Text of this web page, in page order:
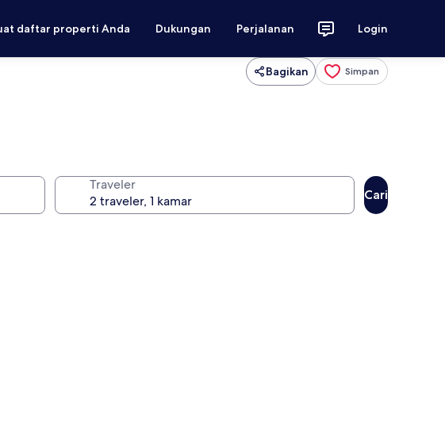
daftar properti Anda Dukungan Perjalanan Login
Bagikan Simpan
Traveler
Cari